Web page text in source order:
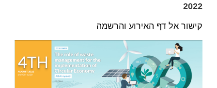
2022
קישור אל דף האירוע והרשמה